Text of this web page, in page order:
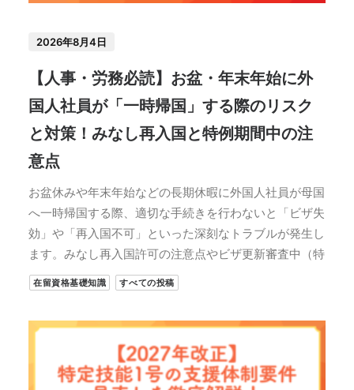
2026年8月4日
【人事・労務必読】お盆・年末年始に外
国人社員が「一時帰国」する際のリスク
と対策！みなし再入国と特例期間中の注
意点
お盆休みや年末年始などの長期休暇に外国人社員が母国
へ一時帰国する際、適切な手続きを行わないと「ビザ失
効」や「再入国不可」といった深刻なトラブルが発生し
ます。みなし再入国許可の注意点やビザ更新審査中（特
在留資格基礎知識 すべての投稿